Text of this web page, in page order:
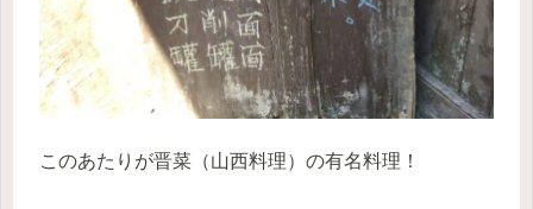
このあたりが晋菜（山西料理）の有名料理！